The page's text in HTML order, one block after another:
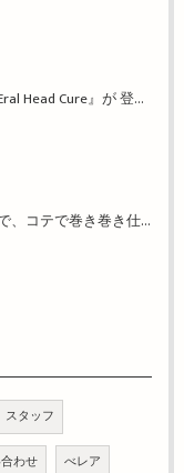
新しいスパメニュー『Eral Head Cure』が 登場！姫路市の美容院BEREA(ベレア)はお客様のキレイを叶える美容室／ヘアサロン
今回はカットだけなので、コテで巻き巻き仕上げ！姫路市の美容院BEREA(ベレア)はお客様のキレイを叶える美容室／ヘアサロン
スタッフ
わせ べレア